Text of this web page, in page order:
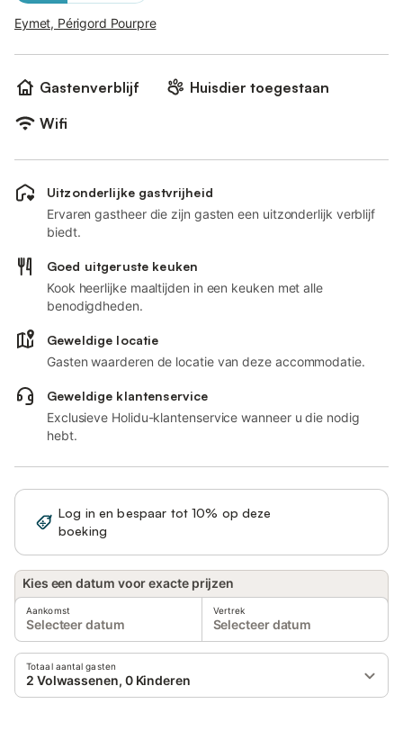
Eymet, Périgord Pourpre
Gastenverblijf
Huisdier toegestaan
Wifi
Uitzonderlijke gastvrijheid
Ervaren gastheer die zijn gasten een uitzonderlijk verblijf
biedt.
Goed uitgeruste keuken
Kook heerlijke maaltijden in een keuken met alle
benodigdheden.
Geweldige locatie
Gasten waarderen de locatie van deze accommodatie.
Geweldige klantenservice
Exclusieve Holidu-klantenservice wanneer u die nodig
hebt.
Log in en bespaar tot 10% op deze
boeking
Kies een datum voor exacte prijzen
Aankomst
Selecteer datum
Vertrek
Selecteer datum
Totaal aantal gasten
2 Volwassenen, 0 Kinderen